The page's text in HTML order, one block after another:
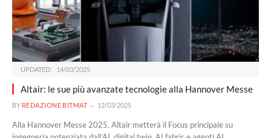
UPDATED: 14/03/2025
Altair: le sue più avanzate tecnologie alla Hannover Messe
BY REDAZIONE BITMAT 12/03/2025
Alla Hannover Messe 2025. Altair metterà il Focus principale su